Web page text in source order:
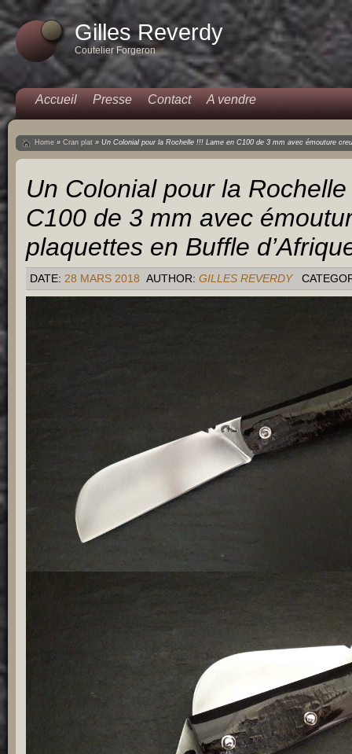
Gilles Reverdy
Coutelier Forgeron
Accueil Presse Contact A vendre
Home » Cran plat » Un Colonial pour la Rochelle !!! Lame en C100 de 3 mm avec émouture
Un Colonial pour la
C100 de 3 mm avec
plaquettes en Buffle
DATE: 28 MARS 2018 AUTHOR: GILLES REVERDY